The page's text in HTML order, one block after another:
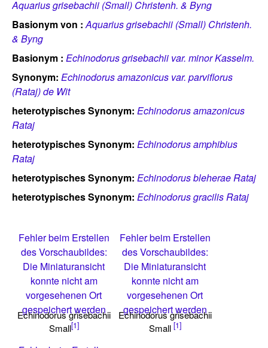
Aquarius grisebachii (Small) Christenh. & Byng
Basionym von : Aquarius grisebachii (Small) Christenh.
& Byng
Basionym : Echinodorus grisebachii var. minor Kasselm.
Synonym: Echinodorus amazonicus var. parviflorus
(Rataj) de Wit
heterotypisches Synonym: Echinodorus amazonicus
Rataj
heterotypisches Synonym: Echinodorus amphibius
Rataj
heterotypisches Synonym: Echinodorus bleherae Rataj
heterotypisches Synonym: Echinodorus gracilis Rataj
Fehler beim Erstellen
des Vorschaubildes:
Die Miniaturansicht
konnte nicht am
vorgesehenen Ort
gespeichert werden
Echinodorus grisebachii
Small[1]
Fehler beim Erstellen
des Vorschaubildes:
Die Miniaturansicht
konnte nicht am
vorgesehenen Ort
gespeichert werden
Echinodorus grisebachii
Small [1]